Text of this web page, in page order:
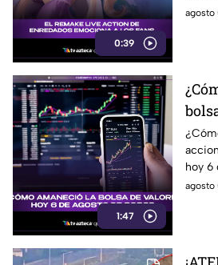
0:39
estos
que
agosto
1:47
de
hoy 6
agosto